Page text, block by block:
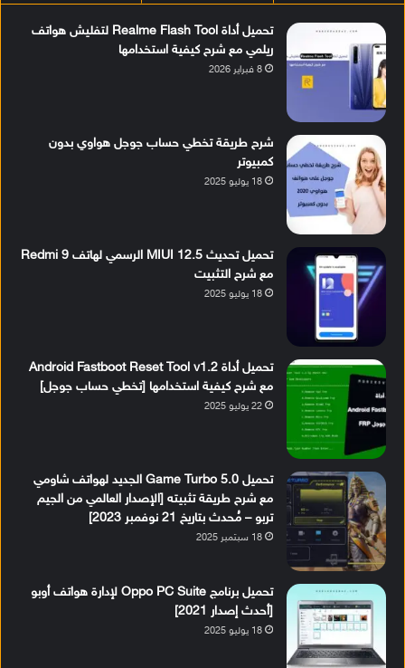
تحميل أداة Realme Flash Tool لتفليش هواتف
ريلمي مع شرح كيفية استخدامها
8 فبراير 2026
شرح طريقة تخطي حساب جوجل هواوي بدون
كمبيوتر
18 يوليو 2025
تحميل تحديث MIUI 12.5 الرسمي لهاتف Redmi 9
مع شرح التثبيت
18 يوليو 2025
تحميل أداة Android Fastboot Reset Tool v1.2
مع شرح كيفية استخدامها [تخطي حساب جوجل]
22 يوليو 2025
تحميل Game Turbo 5.0 الجديد لهواتف شاومي
مع شرح طريقة تثبيته [الإصدار العالمي من الجيم
تربو – مُحدث بتاريخ 21 نوفمبر 2023]
18 سبتمبر 2025
تحميل برنامج Oppo PC Suite لإدارة هواتف أوبو
[أحدث إصدار 2021]
18 يوليو 2025